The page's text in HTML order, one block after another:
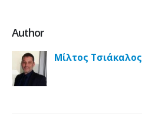
Author
Μίλτος Τσιάκαλος